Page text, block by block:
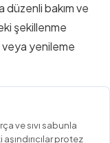
bakım ve
şekillenme
yenileme
ve sıvı sabunla
protez